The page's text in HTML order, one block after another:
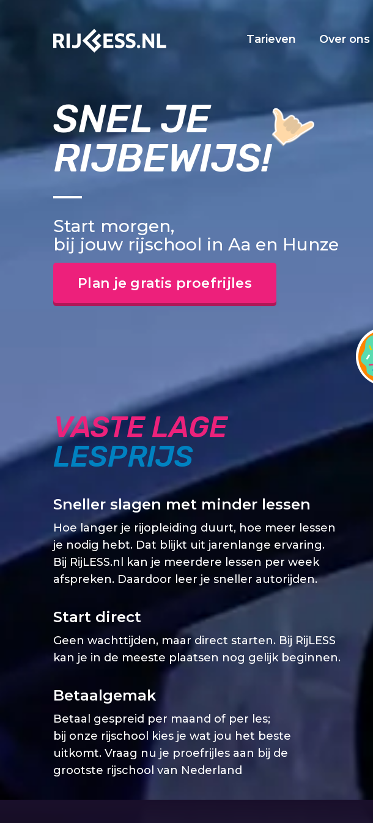
Tarieven Over ons
SNEL JE
RIJBEWIJS!
Start morgen,
bij jouw rijschool in Aa en Hunze
Plan je gratis proefrijles
VASTE LAGE
LESPRIJS
Sneller slagen met minder lessen
Hoe langer je rijopleiding duurt, hoe meer lessen
je nodig hebt. Dat blijkt uit jarenlange ervaring.
Bij RijLESS.nl kan je meerdere lessen per week
afspreken. Daardoor leer je sneller autorijden.
Start direct
Geen wachttijden, maar direct starten. Bij RijLESS
kan je in de meeste plaatsen nog gelijk beginnen.
Betaalgemak
Betaal gespreid per maand of per les;
bij onze rijschool kies je wat jou het beste
uitkomt. Vraag nu je proefrijles aan bij de
grootste rijschool van Nederland